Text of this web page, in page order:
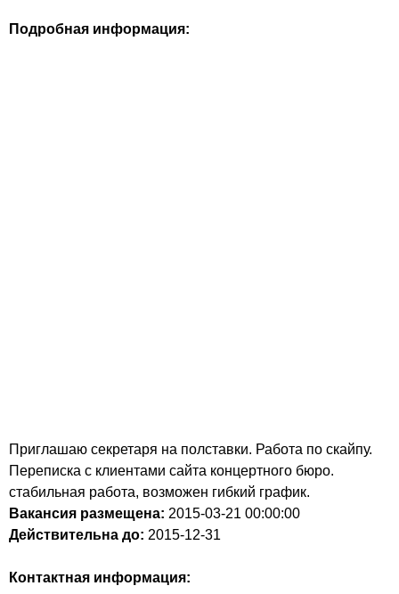
Подробная информация:
Приглашаю секретаря на полставки. Работа по скайпу.
Переписка с клиентами сайта концертного бюро.
стабильная работа, возможен гибкий график.
Вакансия размещена: 2015-03-21 00:00:00
Действительна до: 2015-12-31
Контактная информация: